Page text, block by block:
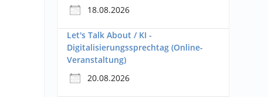
18.08.2026
Let's Talk About / KI -
Digitalisierungssprechtag (Online-
Veranstaltung)
20.08.2026